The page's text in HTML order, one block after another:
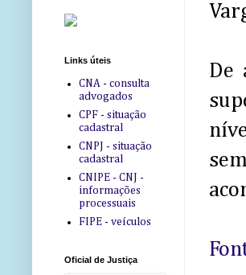
De
Links úteis
CNA - consulta
advogados
CPF - situação
cadastral
CNPJ - situação
cadastral
CNIPE - CNJ -
informações
processuais
FIPE - veículos
Oficial de Justiça